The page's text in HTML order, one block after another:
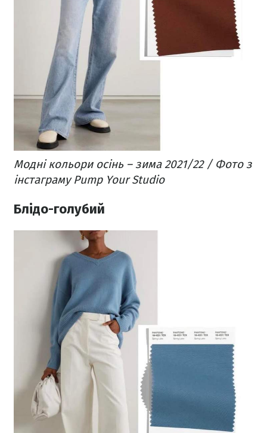
Модні кольори осінь – зима 2021/22 / Фото з
інстаграму Pump Your Studio
Блідо-голубий